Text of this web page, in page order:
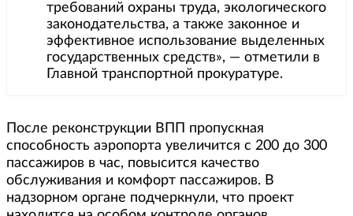
требований охраны труда, экологического
законодательства, а также законное и
эффективное использование выделенных
государственных средств», — отметили в
Главной транспортной прокуратуре.
После реконструкции ВПП пропускная
способность аэропорта увеличится с 200 до 300
пассажиров в час, повысится качество
обслуживания и комфорт пассажиров. В
надзорном органе подчеркнули, что проект